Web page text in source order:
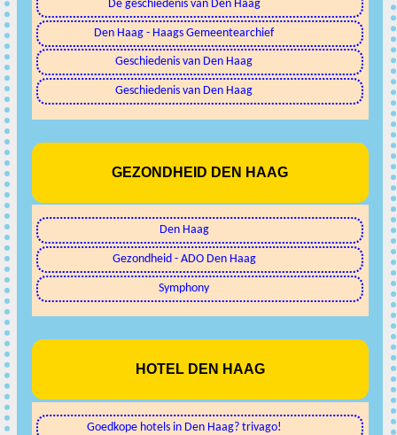
De geschiedenis van Den Haag
Den Haag - Haags Gemeentearchief
Geschiedenis van Den Haag
Geschiedenis van Den Haag
GEZONDHEID DEN HAAG
Den Haag
Gezondheid - ADO Den Haag
Symphony
HOTEL DEN HAAG
Goedkope hotels in Den Haag? trivago!